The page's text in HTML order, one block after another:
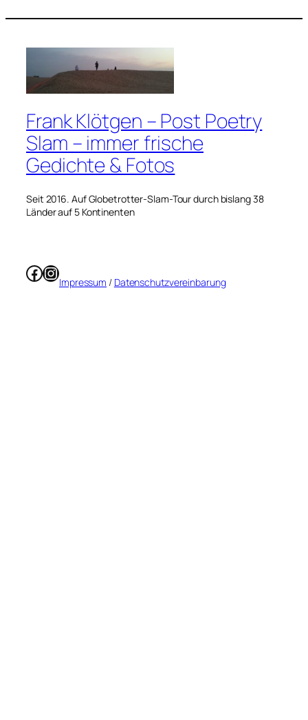
Frank Klötgen – Post Poetry
Slam – immer frische
Gedichte & Fotos
Seit 2016. Auf Globetrotter-Slam-Tour durch bislang 38
Länder auf 5 Kontinenten
Facebook
Instagram
Impressum / Datenschutzvereinbarung